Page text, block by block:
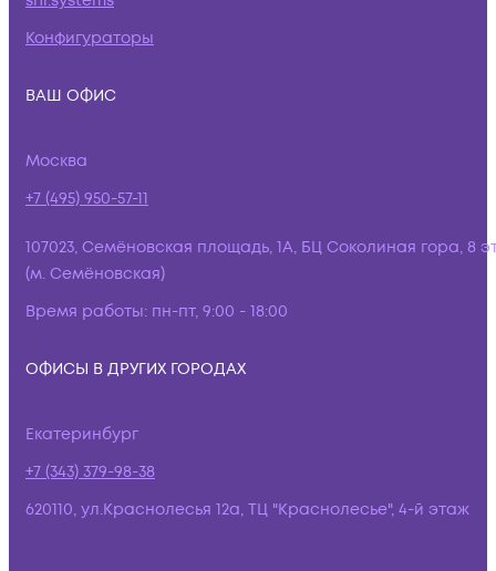
Конфигураторы
ВАШ ОФИС
Москва
+7 (495) 950-57-11
107023, Семёновская площадь, 1А, БЦ Соколиная гора, 8
(м. Семёновская)
Время работы: пн-пт, 9:00 - 18:00
ОФИСЫ В ДРУГИХ ГОРОДАХ
Екатеринбург
+7 (343) 379-98-38
620110, ул.Краснолесья 12а, ТЦ "Краснолесье", 4-й этаж